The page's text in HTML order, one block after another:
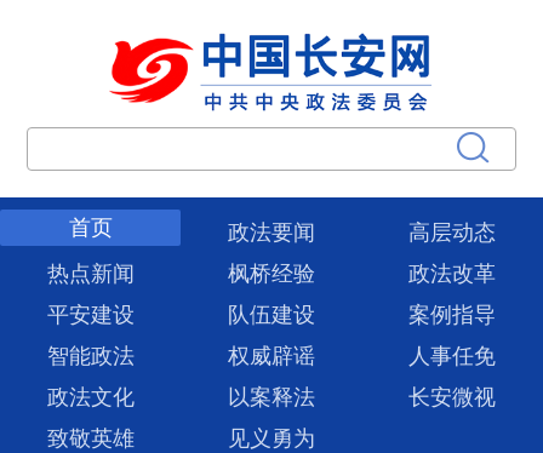
首页 政法要闻
高层动态
热点新闻
枫桥经验
政法改革
平安建设
队伍建设
案例指导
智能政法
权威辟谣
人事任免
政法文化
以案释法
长安微视
致敬英雄
见义勇为